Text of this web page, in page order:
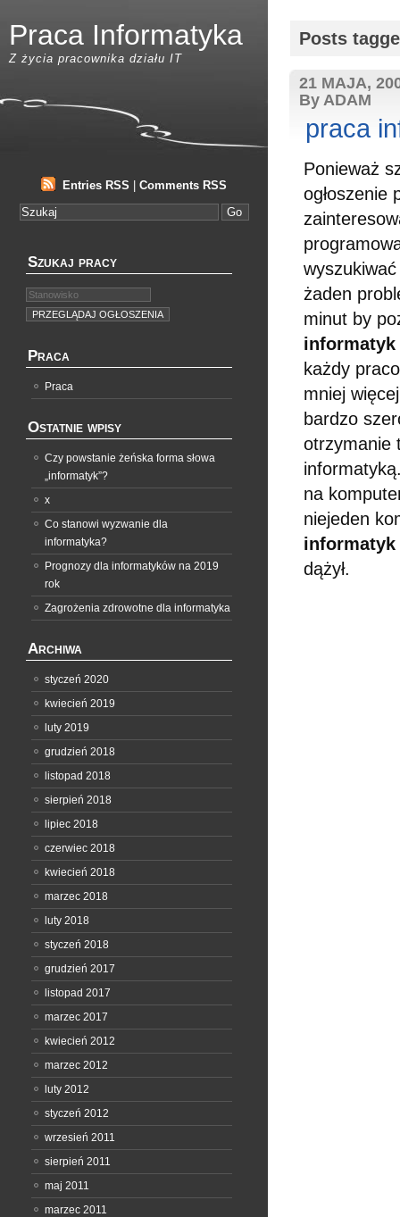
Posts
21 MAJA,
By ADAM
praca
Ponieważ
ogłoszenie
żaden
minut by
informatyk
każdy
mniej
bardzo
otrzymanie
na
niejeden
informatyk
dążył.
Praca Informatyka
Z życia pracownika działu IT
Entries RSS Comments RSS
Szukaj pracy
Praca
Praca
Ostatnie wpisy
Czy powstanie żeńska forma słowa
„informatyk”?
x
Co stanowi wyzwanie dla
informatyka?
Prognozy dla informatyków na 2019
rok
Zagrożenia zdrowotne dla informatyka
Archiwa
styczeń 2020
kwiecień 2019
luty 2019
grudzień 2018
listopad 2018
sierpień 2018
lipiec 2018
czerwiec 2018
kwiecień 2018
marzec 2018
luty 2018
styczeń 2018
grudzień 2017
listopad 2017
marzec 2017
kwiecień 2012
marzec 2012
luty 2012
styczeń 2012
wrzesień 2011
sierpień 2011
maj 2011
marzec 2011